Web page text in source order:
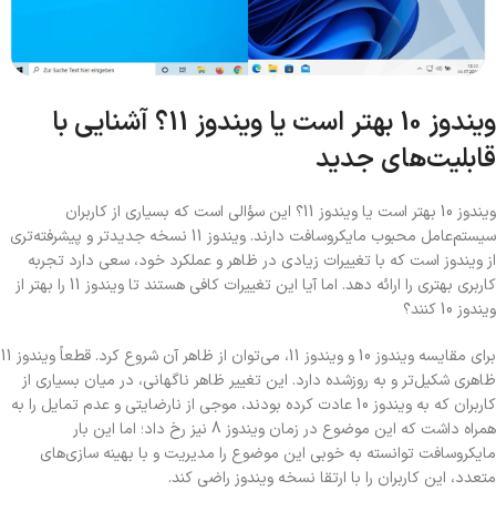
ویندوز 10 بهتر است یا ویندوز 11؟ آشنایی با
قابلیت‌های جدید
ویندوز 10 بهتر است یا ویندوز 11؟ این سؤالی است که بسیاری از کاربران
سیستم‌عامل محبوب مایکروسافت دارند. ویندوز 11 نسخه جدیدتر و پیشرفته‌تری
از ویندوز است که با تغییرات زیادی در ظاهر و عملکرد خود، سعی دارد تجربه
کاربری بهتری را ارائه دهد. اما آیا این تغییرات کافی هستند تا ویندوز 11 را بهتر از
ویندوز 10 کنند؟
برای مقایسه ویندوز 10 و ویندوز 11، می‌توان از ظاهر آن شروع کرد. قطعاً ویندوز 11
ظاهری شکیل‌‌تر و به روز‌شده دارد. این تغییر ظاهر ناگهانی، در میان بسیاری از
کاربران که به ویندوز 10 عادت کرده بودند، موجی از نارضایتی و عدم تمایل را به
همراه داشت که این موضوع در زمان ویندوز 8 نیز رخ داد؛ اما این بار
مایکروسافت توانسته به خوبی این موضوع را مدیریت و با بهینه سازی‌های
متعدد، این کاربران را با ارتقا نسخه ویندوز راضی کند.